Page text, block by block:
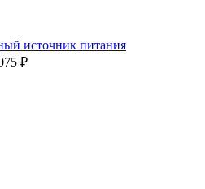
источник питания
₽